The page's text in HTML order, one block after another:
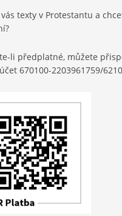
texty v Protestantu a
li předplatné, můžete
670100-2203961759/6210